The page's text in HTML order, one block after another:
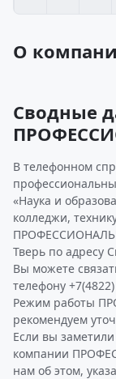
О
Сводные
В телефонном
«Наука и
колледжи,
Тверь по адресу
Вы можете
телефону
Режим работы
рекомендуем
Если вы
компании
нам об этом,